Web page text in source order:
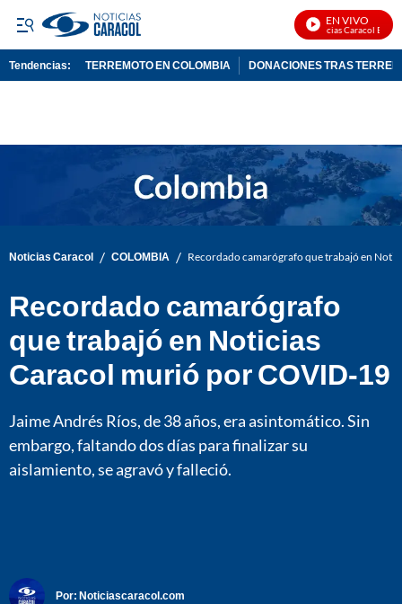
EN VIVO
Noticias Caracol En Vivo
Tendencias: TERREMOTO EN COLOMBIA DONACIONES TRAS
Noticias Caracol / COLOMBIA / Recordado camarógrafo que trabajó en
Recordado camarógrafo
que trabajó en Noticias
Caracol murió por COVID-19
Jaime Andrés Ríos, de 38 años, era asintomático. Sin
embargo, faltando dos días para finalizar su
aislamiento, se agravó y falleció.
Por: Noticiascaracol.com